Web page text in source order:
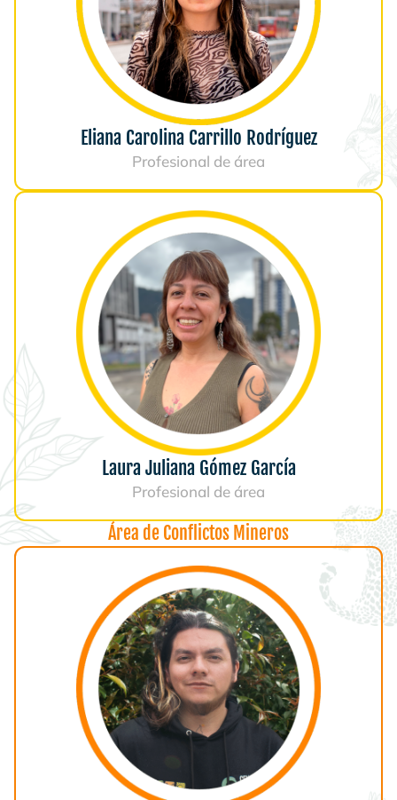
Eliana Carolina Carrillo Rodríguez
Profesional de área
Laura Juliana Gómez García
Profesional de área
Área de Conflictos Mineros